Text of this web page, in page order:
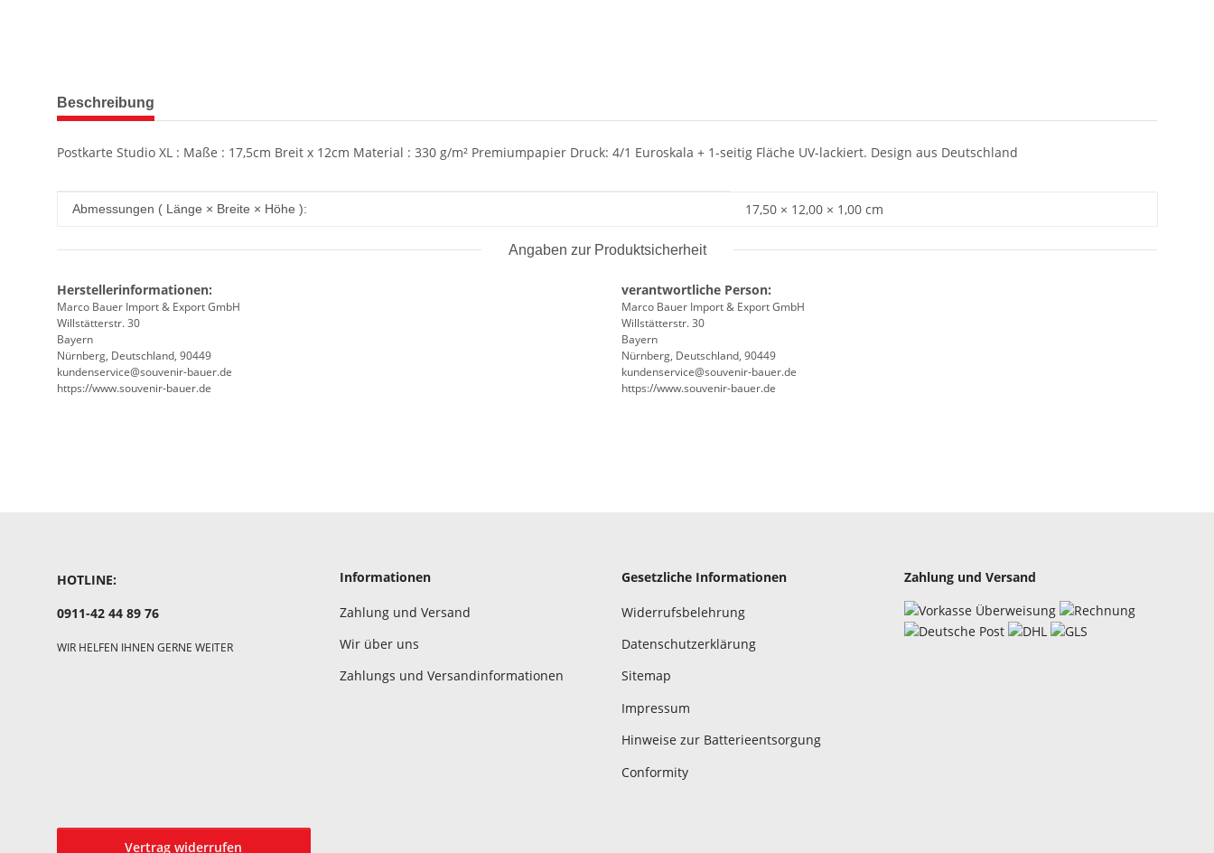
weitere Registerkarten anzeigen
Beschreibung
Postkarte Studio XL : Maße : 17,5cm Breit x 12cm Material : 330 g/m² Premiumpapier Druck: 4/1 Euroskala + 1-seitig Fläche UV-lackiert. Design aus Deutschland
Produkteigenschaft
Wert
Abmessungen ( Länge × Breite × Höhe ): 17,50 × 12,00 × 1,00 cm
Angaben zur Produktsicherheit
Herstellerinformationen:
Marco Bauer Import & Export GmbH
Willstätterstr. 30
Bayern
Nürnberg, Deutschland, 90449
kundenservice@souvenir-bauer.de
https://www.souvenir-bauer.de
verantwortliche Person:
Marco Bauer Import & Export GmbH
Willstätterstr. 30
Bayern
Nürnberg, Deutschland, 90449
kundenservice@souvenir-bauer.de
https://www.souvenir-bauer.de
HOTLINE:
0911-42 44 89 76
WIR HELFEN IHNEN GERNE WEITER
Informationen
Zahlung und Versand
Wir über uns
Zahlungs und Versandinformationen
Gesetzliche Informationen
Widerrufsbelehrung
Datenschutzerklärung
Sitemap
Impressum
Hinweise zur Batterieentsorgung
Conformity
Zahlung und Versand
Vertrag widerrufen